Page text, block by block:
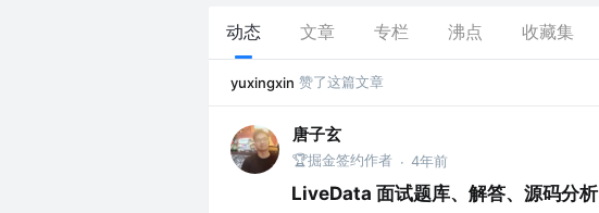
动态 文章 专栏 沸点 收藏集
yuxingxin 赞了这篇文章
唐子玄
🏆掘金签约作者 · 4年前
LiveData 面试题库、解答、源码分析